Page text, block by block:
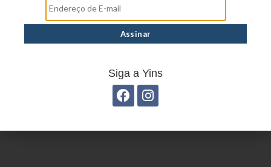
Grampo Galvanizado
Grampeador Moderno
Siga a Yins